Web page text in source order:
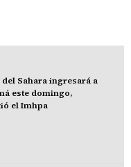
Sahara ingresará a
este domingo,
el Imhpa